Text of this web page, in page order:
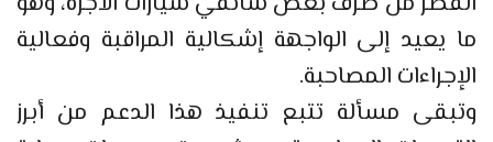
ما يعيد إلى الواجهة إشكالية المراقبة وفعالية
الإجراءات المصاحبة.
وتبقى مسألة تتبع تنفيذ هذا الدعم من أبرز